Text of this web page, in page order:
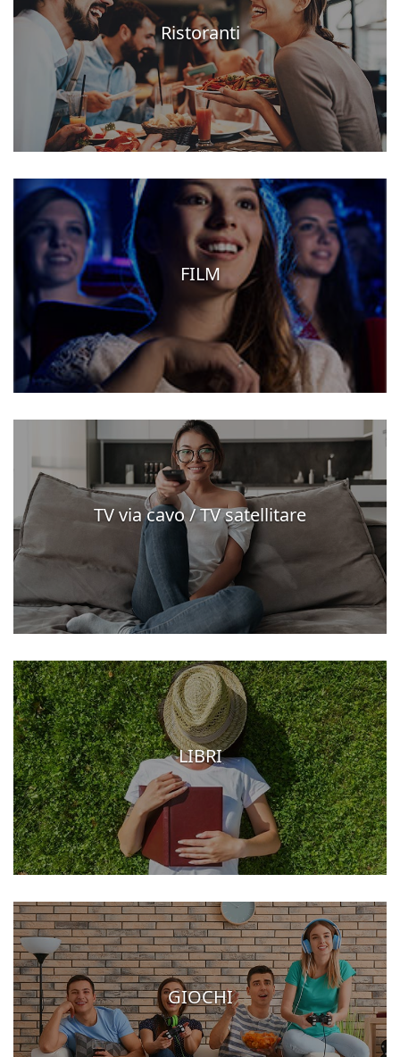
Ristoranti
FILM
TV via cavo / TV satellitare
LIBRI
GIOCHI